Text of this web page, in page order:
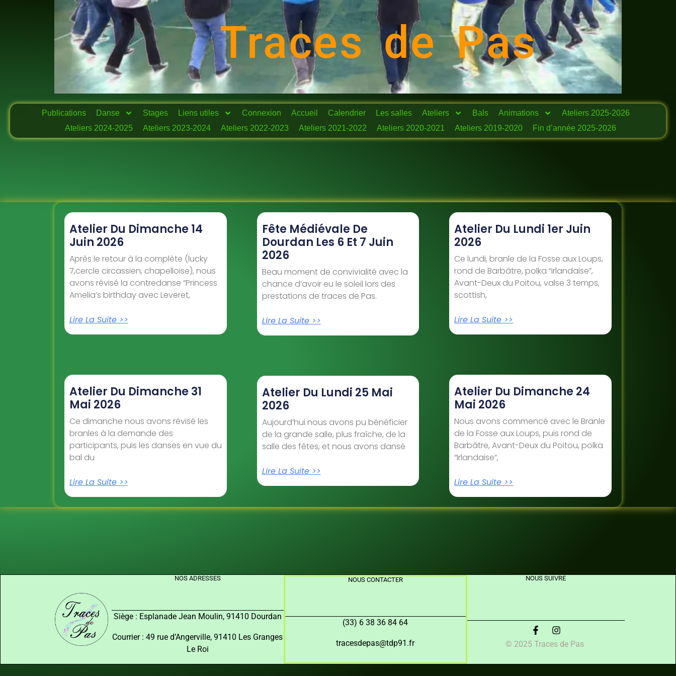
Traces de Pas
Publications Danse Stages Liens utiles Connexion Accueil Calendrier Les salles Ateliers Bals Animations
Ateliers 2025-2026
Ateliers 2024-2025
Ateliers 2023-2024 Ateliers 2022-2023 Ateliers 2021-2022 Ateliers 2020-2021 Ateliers 2019-2020 Fin d’année 2025-2026
Atelier Du Dimanche 14
Juin 2026
Après le retour à la complète (lucky
7,cercle circassien, chapelloise), nous
avons révisé la contredanse “Princess
Amelia’s birthday avec Leveret,
Lire La Suite >>
Fête Médiévale De
Dourdan Les 6 Et 7 Juin
2026
Beau moment de convivialité avec la
chance d’avoir eu le soleil lors des
prestations de traces de Pas.
Lire La Suite >>
Atelier Du Lundi 1er Juin
2026
Ce lundi, branle de la Fosse aux Loups,
rond de Barbâtre, polka “irlandaise”,
Avant-Deux du Poitou, valse 3 temps,
scottish,
Lire La Suite >>
Atelier Du Dimanche 31
Mai 2026
Ce dimanche nous avons révisé les
branles à la demande des
participants, puis les danses en vue du
bal du
Lire La Suite >>
Atelier Du Lundi 25 Mai
2026
Aujourd’hui nous avons pu bénéficier
de la grande salle, plus fraîche, de la
salle des fêtes, et nous avons dansé
Lire La Suite >>
Atelier Du Dimanche 24
Mai 2026
Nous avons commencé avec le Branle
de la Fosse aux Loups, puis rond de
Barbâtre, Avant-Deux du Poitou, polka
“Irlandaise”,
Lire La Suite >>
NOS ADRESSES
Siège : Esplanade Jean Moulin, 91410 Dourdan
Courrier : 49 rue d’Angerville, 91410 Les Granges
Le Roi
NOUS CONTACTER
(33) 6 38 36 84 64
tracesdepas@tdp91.fr
NOUS SUIVRE
© 2025 Traces de Pas